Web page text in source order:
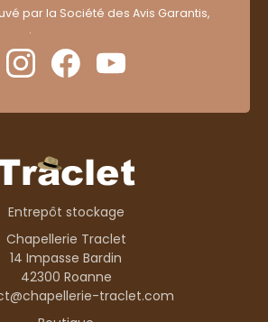
par la Société des Avis Garantis,
.
Entrepôt stockage
Chapellerie Traclet
14 Impasse Bardin
42300 Roanne
traclet.com